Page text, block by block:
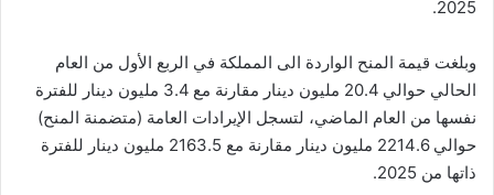
2025.
وبلغت قيمة المنح الواردة الى المملكة في الربع الأول من العام
الحالي حوالي 20.4 مليون دينار مقارنة مع 3.4 مليون دينار للفترة
نفسها من العام الماضي، لتسجل الإيرادات العامة (متضمنة المنح)
حوالي 2214.6 مليون دينار مقارنة مع 2163.5 مليون دينار للفترة
ذاتها من 2025.